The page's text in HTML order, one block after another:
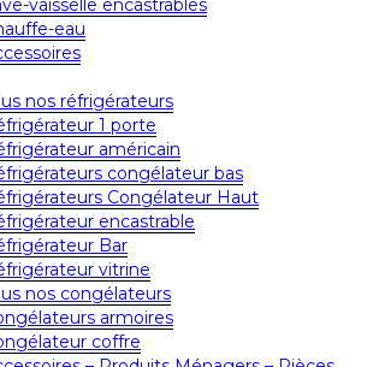
vaisselle encastrables
eau
nos réfrigérateurs
1 porte
américain
congélateur bas
Congélateur Haut
encastrable
Bar
vitrine
nos congélateurs
armoires
coffre